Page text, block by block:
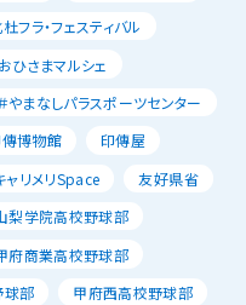
フラ・フェスティバル
ひさまマルシェ
やまなしパラスポーツセンター
傳博物館
印傳屋
ャリメリSpace
友好県省
梨学院高校野球部
府商業高校野球部
球部
甲府西高校野球部